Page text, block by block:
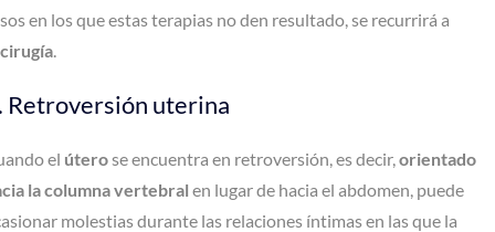
en los que estas terapias no den resultado, se recurrirá a
cirugía.
Retroversión uterina
el úterose encuentra en retroversión, es decir,orientado
la columna vertebral en lugar de hacia el abdomen, puede
molestias durante las relaciones íntimas en las que la